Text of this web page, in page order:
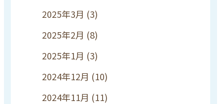
2025年3月 (3)
2025年2月 (8)
2025年1月 (3)
2024年12月 (10)
2024年11月 (11)